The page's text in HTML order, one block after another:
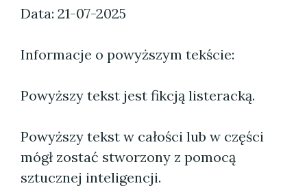
Data: 21-07-2025
Informacje o powyższym tekście:
Powyższy tekst jest fikcją listeracką.
Powyższy tekst w całości lub w części
mógł zostać stworzony z pomocą
sztucznej inteligencji.